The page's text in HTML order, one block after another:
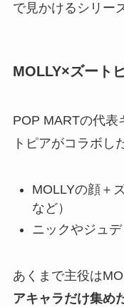
で見かけるシリー
MOLLY×ズート
POP MARTの代表
トピアがコラボし
MOLLYの顔＋
など）
ニックやジュ
あくまで主役は
アキャラだけ集め